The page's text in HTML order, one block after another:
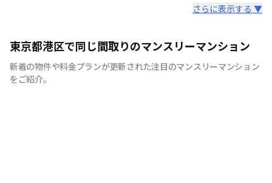
シティマンスリーでは家具・家電・生活用品を90品目以上
ご用意しております。 引越しの際に、普段では見逃しそ
うな物まで全て揃えたマンスリーマンションは多くのお客
様に喜ばれています。 シティマンスリーでは、お客様が快
さらに表示する ▼
東京都港区で同じ間取りのマンスリーマンション
新着の物件や料金プランが更新された注目のマンスリーマンション
をご紹介。